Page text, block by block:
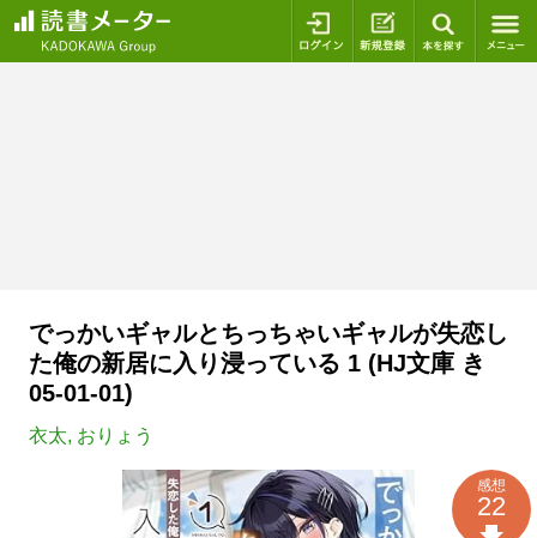
ログイン 新規登録
でっかいギャルとちっちゃいギャルが失恋し
た俺の新居に入り浸っている 1 (HJ文庫 き
05-01-01)
衣太, おりょう
感想
22